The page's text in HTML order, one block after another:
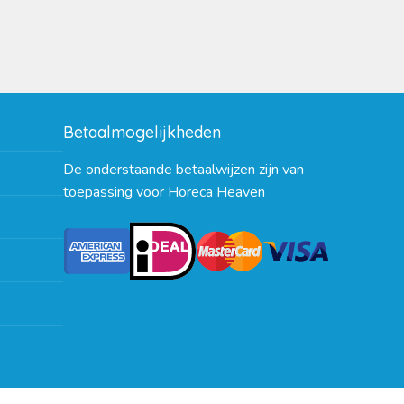
Betaalmogelijkheden
De onderstaande betaalwijzen zijn van
toepassing voor Horeca Heaven